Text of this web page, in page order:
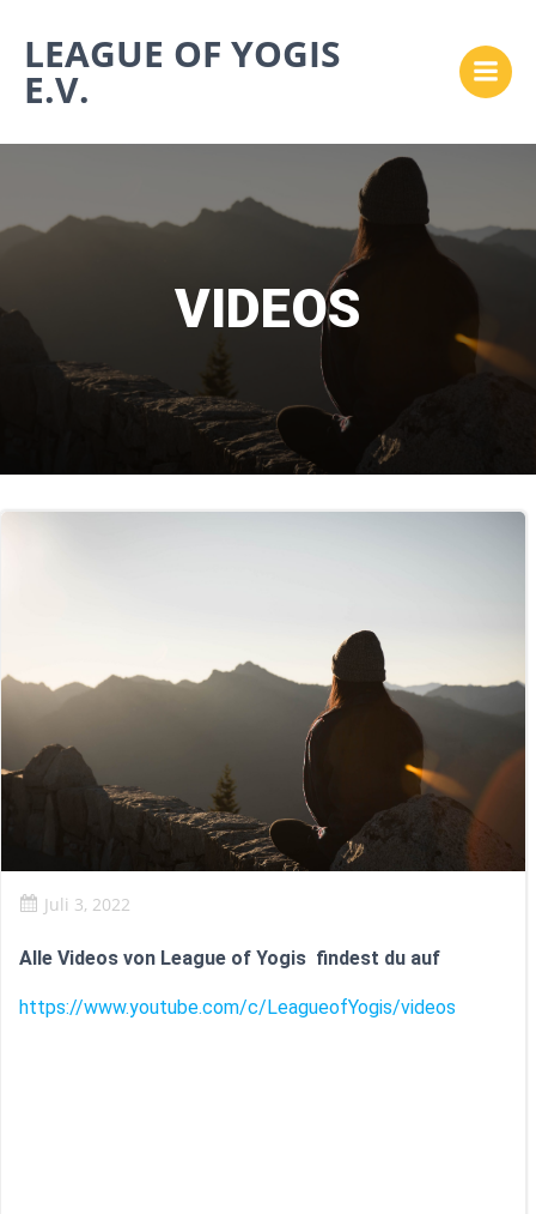
Inhalt
springen
LEAGUE OF YOGIS
E.V.
VIDEOS
Juli 3, 2022
Alle Videos von League of Yogis findest du auf
https://www.youtube.com/c/LeagueofYogis/videos